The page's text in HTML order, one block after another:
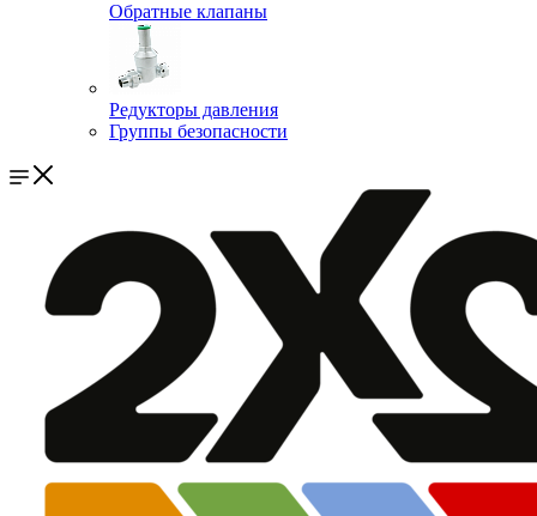
Обратные клапаны
Редукторы давления
Группы безопасности